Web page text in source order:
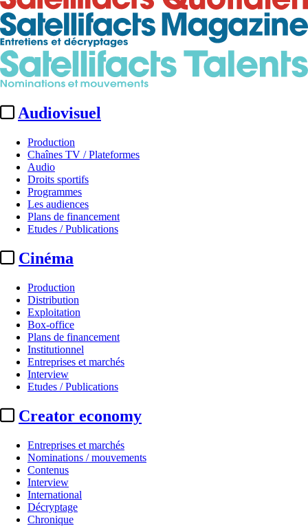
Audiovisuel
Production
Chaînes TV / Plateformes
Audio
Droits sportifs
Programmes
Les audiences
Plans de financement
Etudes / Publications
Cinéma
Production
Distribution
Exploitation
Box-office
Plans de financement
Institutionnel
Entreprises et marchés
Interview
Etudes / Publications
Creator economy
Entreprises et marchés
Nominations / mouvements
Contenus
Interview
International
Décryptage
Chronique